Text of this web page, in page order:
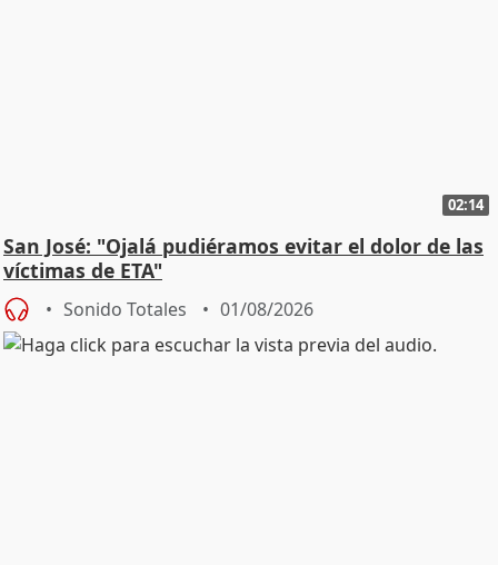
02:14
San José: "Ojalá pudiéramos evitar el dolor de las
víctimas de ETA"
Sonido Totales 01/08/2026